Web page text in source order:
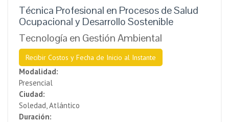
Técnica Profesional en Procesos de Salud
Ocupacional y Desarrollo Sostenible
Tecnología en Gestión Ambiental
Recibir Costos y Fecha de Inicio al Instante
Modalidad:
Presencial
Ciudad:
Soledad, Atlántico
Duración: